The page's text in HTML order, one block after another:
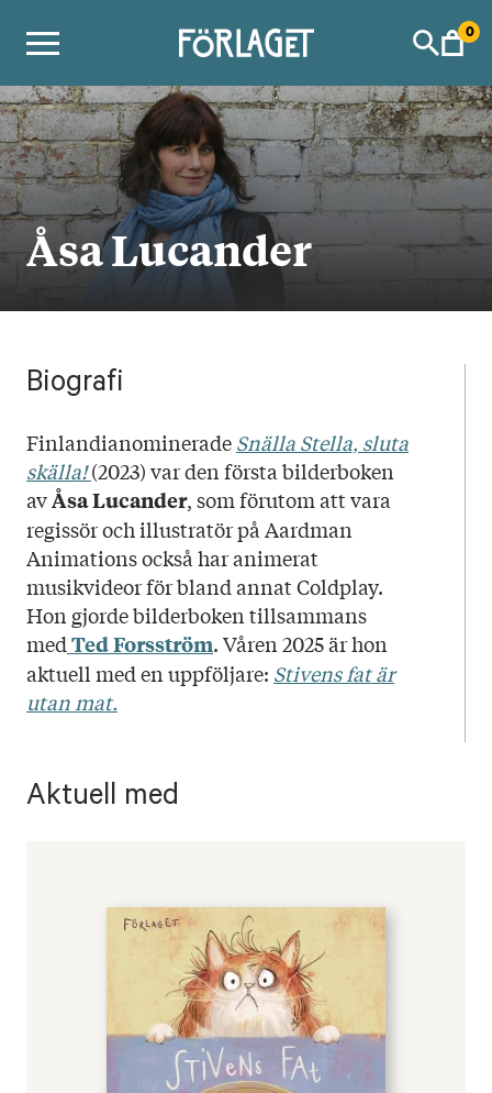
0
Åsa Lucander
Biografi
FinlandianomineradeSnälla Stella, sluta
skälla!(2023) var den första bilderboken
avÅsa Lucander, som förutom att vara
regissör och illustratör på Aardman
Animations också har animerat
musikvideor för bland annat Coldplay.
Hon gjorde bilderboken tillsammans
medTed Forsström. Våren 2025 är hon
aktuell med en uppföljare: Stivens fat är
utan mat.
Aktuell med